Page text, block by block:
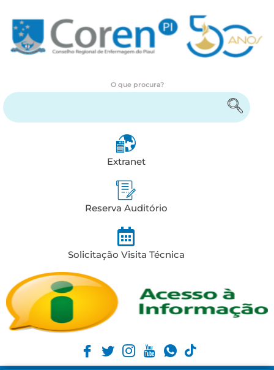
O que procura?
Extranet
Reserva Auditório
Solicitação Visita Técnica